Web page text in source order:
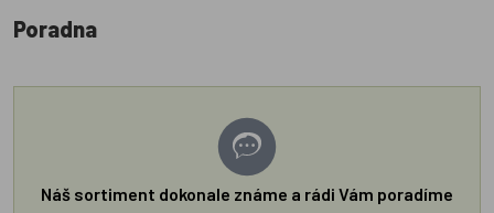
Poradna
Náš sortiment dokonale známe a rádi Vám poradíme